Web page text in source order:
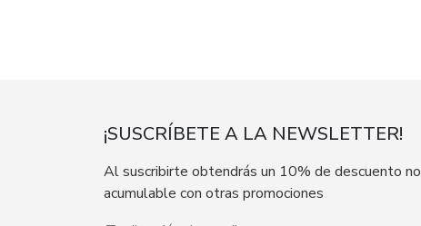
¡SUSCRÍBETE A LA NEWSLETTER!
Al suscribirte obtendrás un 10% de descuento no
acumulable con otras promociones